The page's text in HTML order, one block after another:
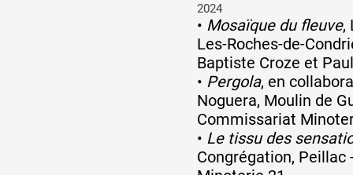
2024
• Mosaïque du fleuve,
Les-Roches-de-
Baptiste Croze et
• Pergola, en
Noguera, Moulin de
Commissariat
• Le tissu des
Congrégation,